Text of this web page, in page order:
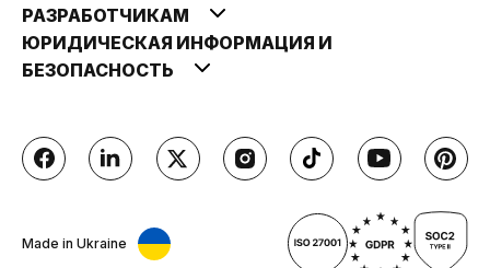
РАЗРАБОТЧИКАМ
ЮРИДИЧЕСКАЯ ИНФОРМАЦИЯ И
БЕЗОПАСНОСТЬ
Made in Ukraine